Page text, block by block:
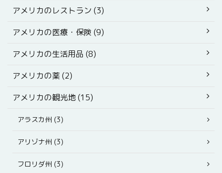
アメリカのレストラン (3)
アメリカの医療・保険 (9)
アメリカの生活用品 (8)
アメリカの薬 (2)
アメリカの観光地 (15)
アラスカ州 (3)
アリゾナ州 (3)
フロリダ州 (3)